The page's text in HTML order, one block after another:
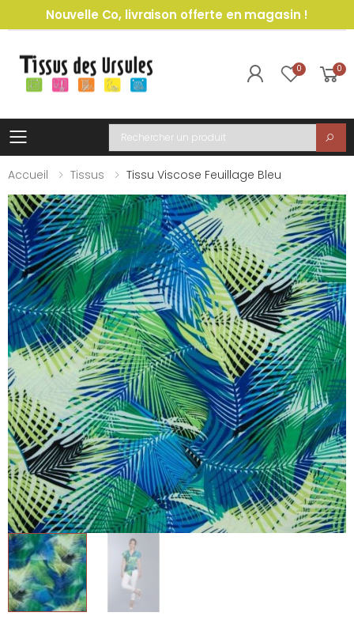
Nouvelle Co, livraison offerte en magasin !
0 0
Toggle mobile menu
Recherche
Accueil
Tissus Tissu Viscose Feuillage Bleu